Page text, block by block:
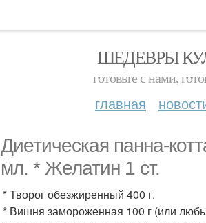
ШЕДЕВРЫ
готовьте с нами,
главная
Диетическая панна-
мл. * Желатин 1 ст.
* Творог обезжиренный 400 г.
* Вишня замороженная 100 г (или